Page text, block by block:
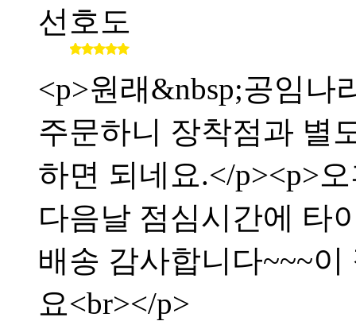
선호도
<p>원래&nbsp;공임나
주문하니 장착점과 별
하면 되네요.</p><p>
다음날 점심시간에 타
배송 감사합니다~~~
요<br></p>